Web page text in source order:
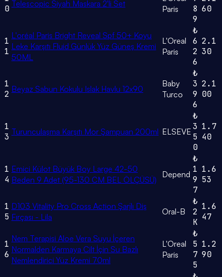
0 Telescopic Siyah Maskara 2'li Set
Paris
8
9
60
1
1
L'oréal Paris Bright Reveal Spf 50+ Koyu
Leke Karşıtı Fluid Günlük Yüz Güneş Kremi
50ML
L'Oreal
Paris
₺
6
2
6
2.1
30
1
2 Beyaz Sabun Kokulu Islak Havlu 12x90
Baby
Turco
₺
3
9
6
2.1
00
1
3 Turunculaşma Karşıtı Mor Şampuan 200ml ELSEVE
₺
3
5
0
1.7
40
1
4
Emici Külot Büyük Boy Large 42-50
Beden 9 Adet (95-130 CM BEL ÖLÇÜSÜ)
Depend
₺
1
9
7
1.6
53
1
5
D103 Vitality Pro Cross Action Şarjlı Diş
Fırçası - Lila
Oral-B
₺
2
K
1.6
47
1
6
Nem Terapisi Aloe Vera Suyu İçeren
Normalden Karmaya Cilt İçin Su Bazlı
Nemlendirici Yüz Kremi 70ml
L'Oreal
Paris
₺
5
7
5
1.2
90